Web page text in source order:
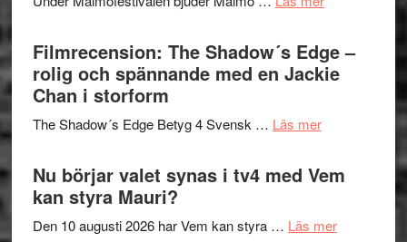
Pöntinen
avslutar
in
till
och
Filmrecension: The Shadow´s Edge –
rolig och spännande med en Jackie
Chan i storform
The Shadow´s Edge Betyg 4 Svensk … Läs merom
Shadow
Edge
Nu börjar valet synas i tv4 med Vem
kan styra Mauri?
Den 10 augusti 2026 har Vem kan styra … Läs merom